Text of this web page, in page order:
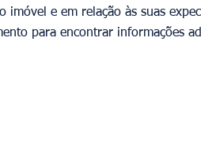
imóvel e em relação às suas
para encontrar informações